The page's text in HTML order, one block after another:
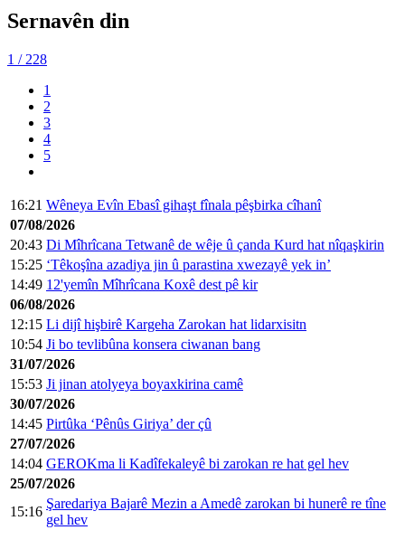
Sernavên din
1 / 228
1
2
3
4
5
16:21 Wêneya Evîn Ebasî gihaşt fînala pêşbirka cîhanî
07/08/2026
20:43 Di Mîhrîcana Tetwanê de wêje û çanda Kurd hat nîqaşkirin
15:25 ‘Têkoşîna azadiya jin û parastina xwezayê yek in’
14:49 12'yemîn Mîhrîcana Koxê dest pê kir
06/08/2026
12:15 Li dijî hişbirê Kargeha Zarokan hat lidarxisitn
10:54 Ji bo tevlibûna konsera ciwanan bang
31/07/2026
15:53 Ji jinan atolyeya boyaxkirina camê
30/07/2026
14:45 Pirtûka ‘Pênûs Giriya’ der çû
27/07/2026
14:04 GEROKma li Kadîfekaleyê bi zarokan re hat gel hev
25/07/2026
15:16
Şaredariya Bajarê Mezin a Amedê zarokan bi hunerê re tîne
gel hev